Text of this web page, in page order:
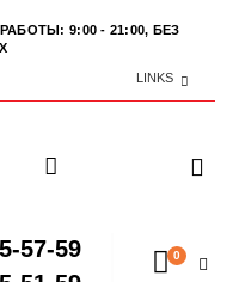
9:00 - 21:00, БЕЗ
LINKS
57-59
0